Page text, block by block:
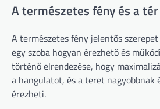
A természetes fény és a
A természetes fény jelentős
egy szoba hogyan érezhető és
történő elrendezése, hogy
a hangulatot, és a teret nagyobbnak
érezheti.